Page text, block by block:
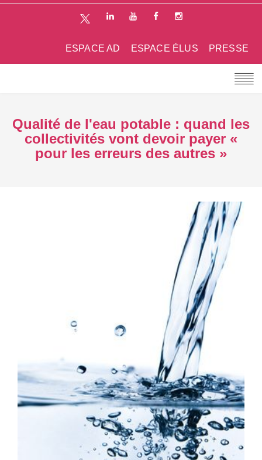
PRESSE
ESPACE ÉLUS
ESPACE AD
Qualité de l'eau potable : quand les
collectivités vont devoir payer «
pour les erreurs des autres »